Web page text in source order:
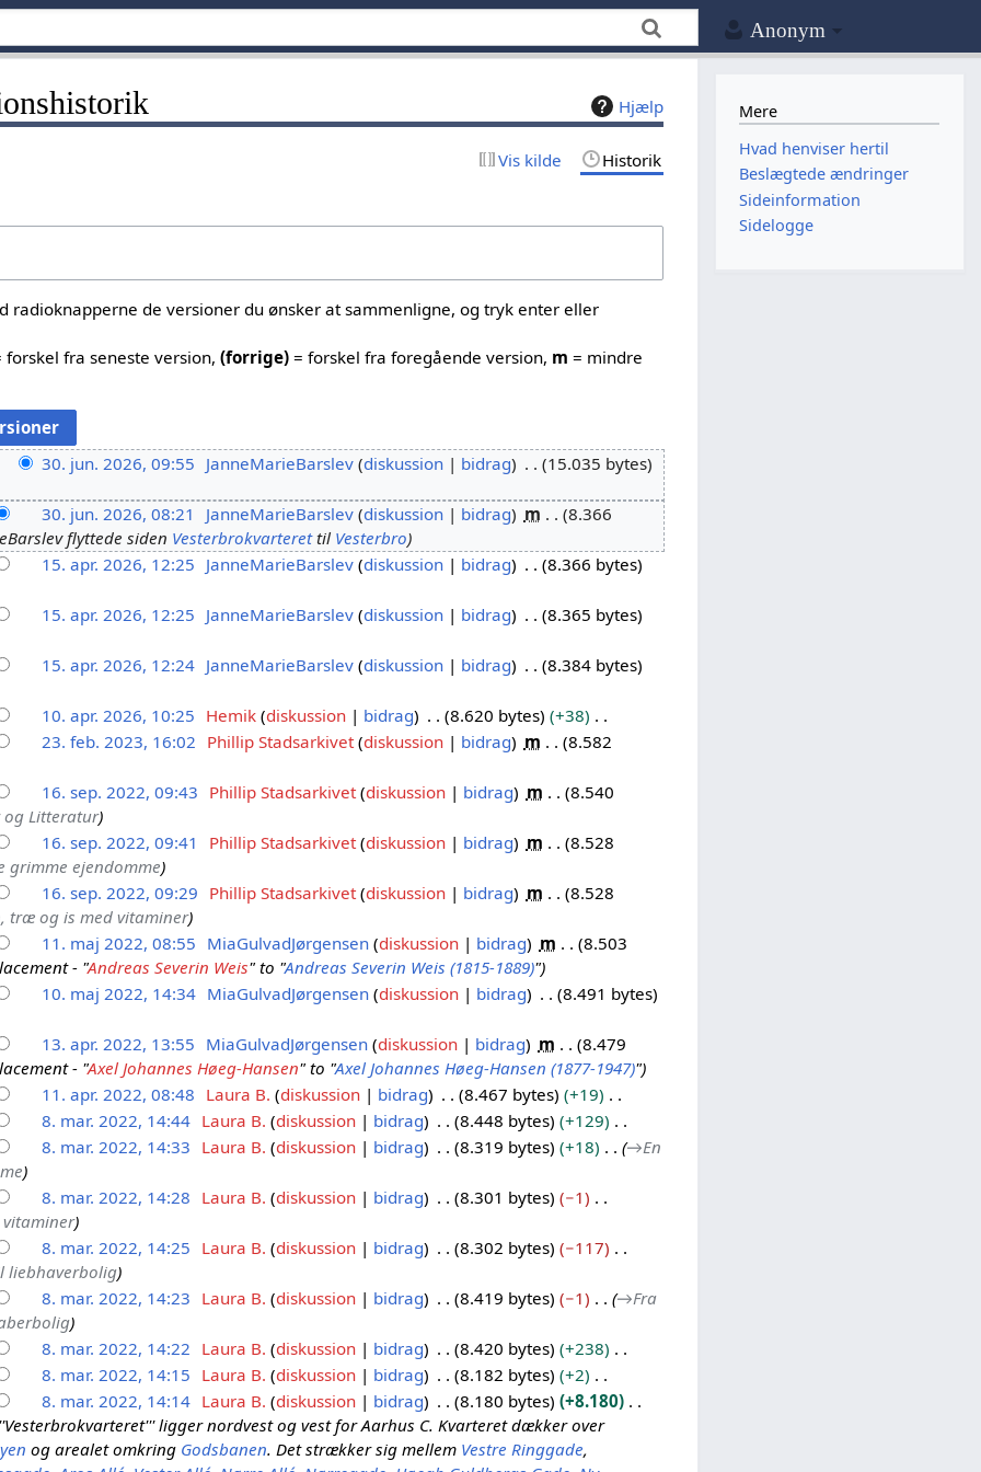
Anonym
Hjælp
Vis kilde Historik
radioknapperne de versioner du ønsker at sammenligne, og tryk enter eller
forskel fra seneste version,(forrige) = forskel fra foregående version, m = mindre
30. jun. 2026, 09:55 JanneMarieBarslev diskussion bidrag
15.035 bytes
30. jun. 2026, 08:21 JanneMarieBarslev diskussion bidrag m
8.366
flyttede siden Vesterbrokvarterettil Vesterbro
15. apr. 2026, 12:25 JanneMarieBarslev diskussion bidrag
8.366 bytes
15. apr. 2026, 12:25 JanneMarieBarslev diskussion bidrag
8.365 bytes
15. apr. 2026, 12:24 JanneMarieBarslev diskussion bidrag
8.384 bytes
10. apr. 2026, 10:25 Hemik diskussion bidrag 8.620 bytes
+38
23. feb. 2023, 16:02 Phillip Stadsarkivet diskussion bidrag m
8.582
16. sep. 2022, 09:43 Phillip Stadsarkivet diskussion bidrag m
8.540
og Litteratur
16. sep. 2022, 09:41 Phillip Stadsarkivet diskussion bidrag m
8.528
grimme ejendomme
16. sep. 2022, 09:29 Phillip Stadsarkivet diskussion bidrag m
8.528
træ og is med vitaminer
11. maj 2022, 08:55 MiaGulvadJørgensen diskussion bidrag m
8.503
- "Andreas Severin Weis" to "Andreas Severin Weis (1815-1889)"
10. maj 2022, 14:34 MiaGulvadJørgensen diskussion bidrag
8.491 bytes
13. apr. 2022, 13:55 MiaGulvadJørgensen diskussion bidrag m
8.479
- "Axel Johannes Høeg-Hansen" to "Axel Johannes Høeg-Hansen (1877-1947)"
11. apr. 2022, 08:48 Laura B. diskussion bidrag 8.467 bytes
+19
8. mar. 2022, 14:44 Laura B. diskussion bidrag 8.448 bytes
+129
8. mar. 2022, 14:33 Laura B. diskussion bidrag 8.319 bytes +18 →En
8. mar. 2022, 14:28 Laura B. diskussion bidrag 8.301 bytes
−1
8. mar. 2022, 14:25 Laura B. diskussion bidrag 8.302 bytes
−117
liebhaverbolig
8. mar. 2022, 14:23 Laura B. diskussion bidrag 8.419 bytes −1 →Fra
8. mar. 2022, 14:22 Laura B. diskussion bidrag 8.420 bytes
+238
8. mar. 2022, 14:15 Laura B. diskussion bidrag 8.182 bytes
+2
8. mar. 2022, 14:14 Laura B. diskussion bidrag 8.180 bytes
+8.180
ligger nordvest og vest for Aarhus C. Kvarteret dækker over
og arealet omkring Godsbanen. Det strækker sig mellem Vestre Ringgade,
Mere
Hvad henviser hertil
Beslægtede ændringer
Sideinformation
Sidelogge